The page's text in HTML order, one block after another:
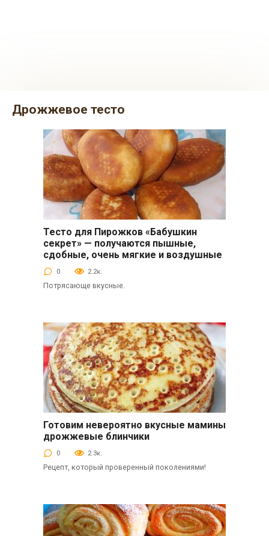
дрожжевое тесто
Выпечка
Тесто для Пирожков «Бабушкин
секрет» — получаются пышные,
сдобные, очень мягкие и воздушные
0 2.2к.
Потрясающе вкусные.
Готовим невероятно вкусные мамины
дрожжевые блинчики
0 2.3к.
Рецепт, который проверенный поколениями!